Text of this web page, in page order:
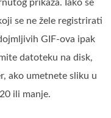
prikaza. Iako se
se ne žele registrirati
GIF-ova ipak
datoteku na disk,
ako umetnete sliku u
ili manje.